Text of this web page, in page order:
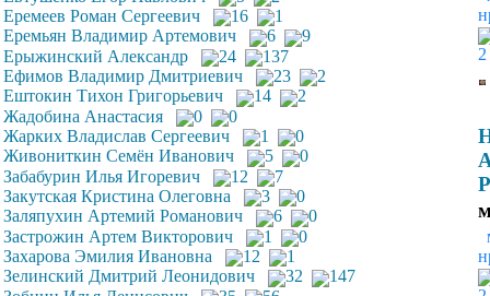
Еремеев Роман Сергеевич
16
1
Еремьян Владимир Артемович
6
9
Ерыжинский Александр
24
137
Ефимов Владимир Дмитриевич
23
2
Ештокин Тихон Григорьевич
14
2
Жадобина Анастасия
0
0
Жарких Владислав Сергеевич
1
0
Живониткин Семён Иванович
5
0
Забабурин Илья Игоревич
12
7
Закутская Кристина Олеговна
3
0
Заляпухин Артемий Романович
6
0
Застрожин Артем Викторович
1
0
Захарова Эмилия Ивановна
12
1
Зелинский Дмитрий Леонидович
32
147
2